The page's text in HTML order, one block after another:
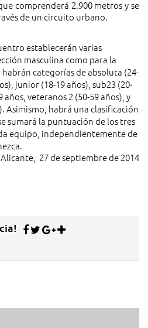
comprenderá 2.900 metros y se
de un circuito urbano.
establecerán varias
masculina como para la
categorías de absoluta (24-
junior (18-19 años), sub23 (20-
años, veteranos 2 (50-59 años), y
Asimismo, habrá una clasificación
sumará la puntuación de los tres
equipo, independientemente de
Alicante, 27 de septiembre de 2014